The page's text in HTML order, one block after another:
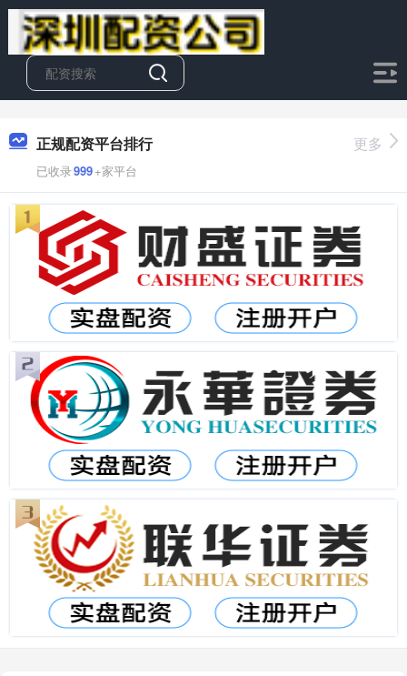
正规配资平台排行
已收录999+家平台
更多